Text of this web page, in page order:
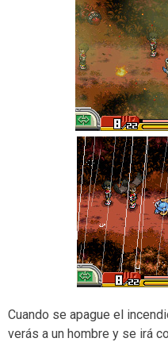
Cuando se apague el
verás a un hombre y se irá